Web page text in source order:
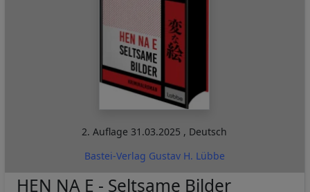
2. Auflage 31.03.2025 , Deutsch
Bastei-Verlag Gustav H. Lübbe
HEN NA E - Seltsame Bilder